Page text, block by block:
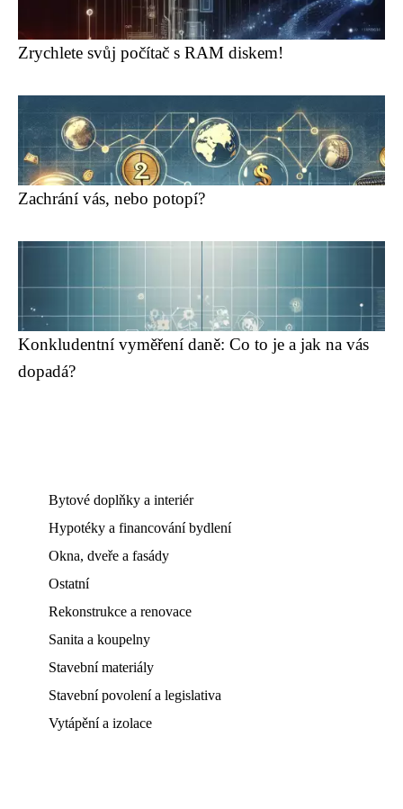
Zrychlete svůj počítač s RAM diskem!
Zachrání vás, nebo potopí?
Konkludentní vyměření daně: Co to je a jak na vás
dopadá?
Bytové doplňky a interiér
Hypotéky a financování bydlení
Okna, dveře a fasády
Ostatní
Rekonstrukce a renovace
Sanita a koupelny
Stavební materiály
Stavební povolení a legislativa
Vytápění a izolace